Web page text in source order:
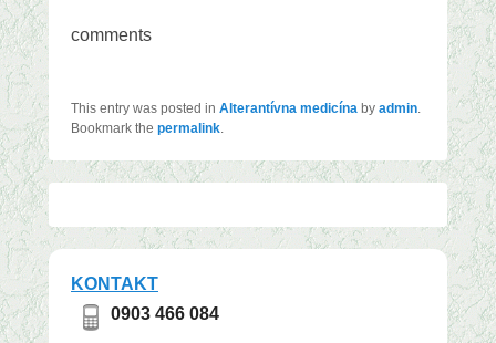
comments
This entry was posted in Alterantívna medicína by admin.
Bookmark the permalink.
KONTAKT
0903 466 084